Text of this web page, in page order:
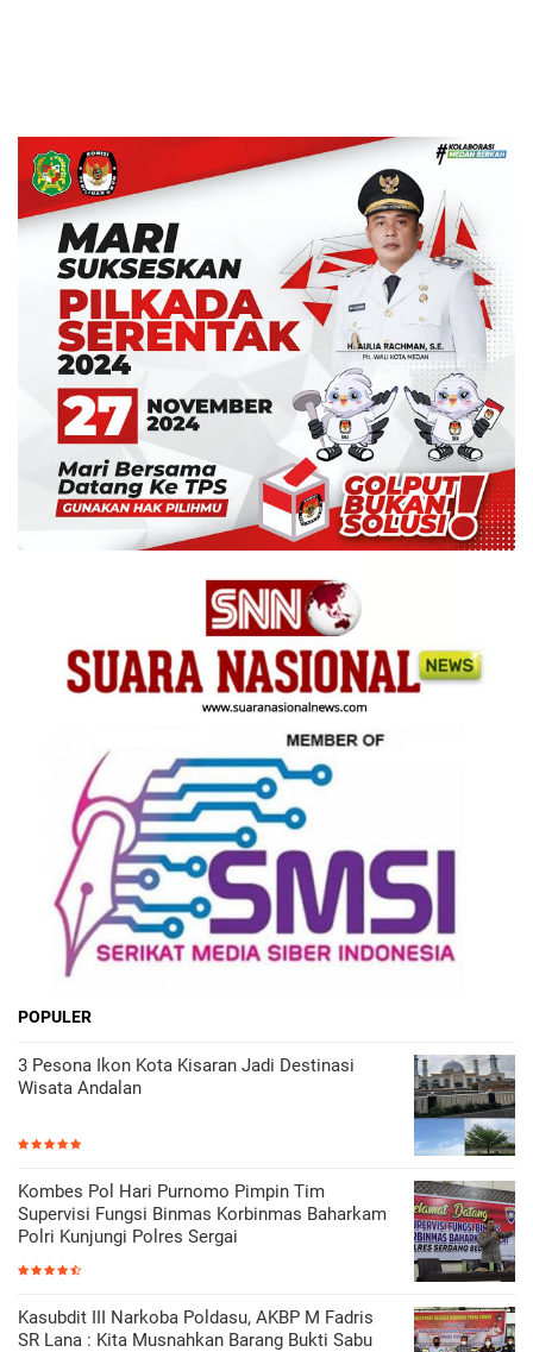
POPULER
3 Pesona Ikon Kota Kisaran Jadi Destinasi
Wisata Andalan
Kombes Pol Hari Purnomo Pimpin Tim
Supervisi Fungsi Binmas Korbinmas Baharkam
Polri Kunjungi Polres Sergai
Kasubdit III Narkoba Poldasu, AKBP M Fadris
SR Lana : Kita Musnahkan Barang Bukti Sabu